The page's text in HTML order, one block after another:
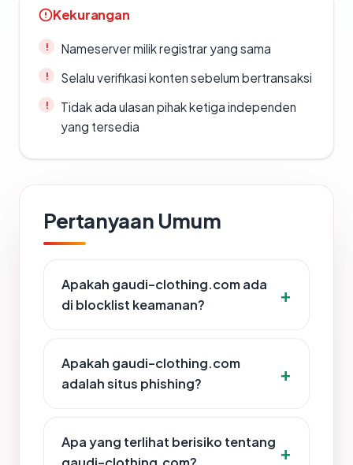
Kekurangan
Nameserver milik registrar yang sama
Selalu verifikasi konten sebelum bertransaksi
Tidak ada ulasan pihak ketiga independen
yang tersedia
Pertanyaan Umum
Apakah gaudi-clothing.com ada
di blocklist keamanan?
Apakah gaudi-clothing.com
adalah situs phishing?
Apa yang terlihat berisiko tentang